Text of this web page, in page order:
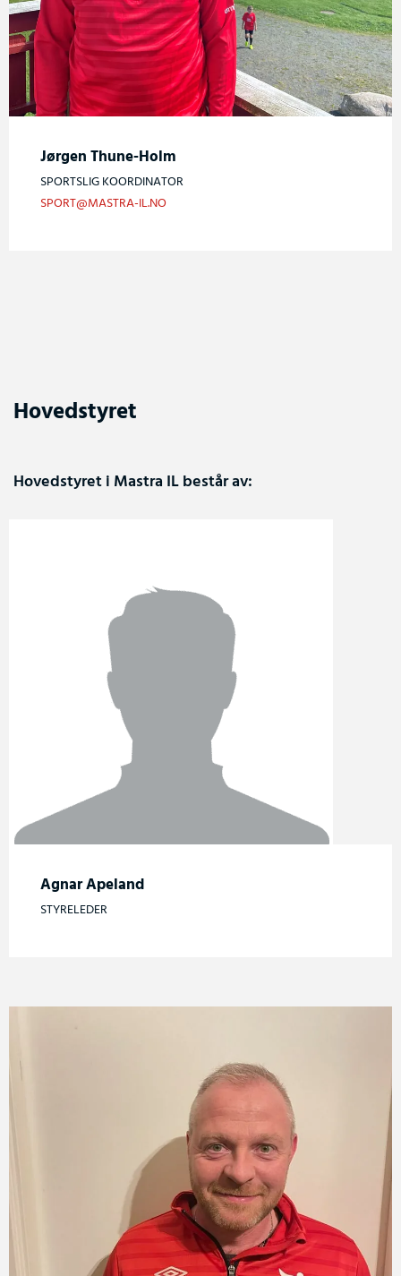
Jørgen Thune-Holm
SPORTSLIG KOORDINATOR
SPORT@MASTRA-IL.NO
Hovedstyret
Hovedstyret i Mastra IL består av:
Agnar Apeland
STYRELEDER